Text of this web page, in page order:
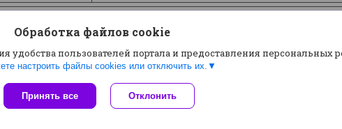
Сайт создан на платформе Deal.by
Политика обработки файлов cookies
Обработка файлов cookie
пользователей портала и предоставления персональных
настроить файлы cookies или отключить их.
Принять все Отклонить